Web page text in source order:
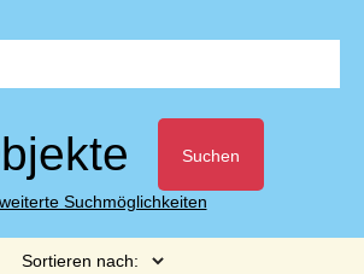
Suchen
Suchmöglichkeiten
Sortieren nach: